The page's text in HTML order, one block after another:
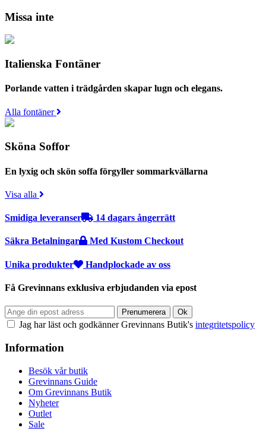
Missa inte
Italienska Fontäner
Porlande vatten i trädgården skapar lugn och elegans.
Alla fontäner
Sköna Soffor
En lyxig och skön soffa förgyller sommarkvällarna
Visa alla
Smidiga leveranser 14 dagars ångerrätt
Säkra Betalningar Med Kustom Checkout
Unika produkter Handplockade av oss
Få Grevinnans exklusiva erbjudanden via epost
Jag har läst och godkänner Grevinnans Butik's integritetspolicy
Information
Besök vår butik
Grevinnans Guide
Om Grevinnans Butik
Nyheter
Outlet
Sale